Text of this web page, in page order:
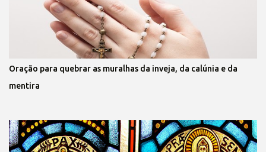
Oração para quebrar as muralhas da inveja, da calúnia e da
mentira